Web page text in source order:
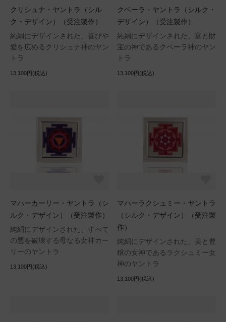
クリシュナ・ヤントラ（シル
ク・デザイン）（受注製作）
純絹にデザインされた、喜びや
愛を広めるクリシュナ神のヤン
トラ
13,100円(税込)
クベーラ・ヤントラ（シルク・
デザイン）（受注製作）
純絹にデザインされた、富と財
宝の神であるクベーラ神のヤン
トラ
13,100円(税込)
マハーカーリー・ヤントラ（シ
ルク・デザイン）（受注製作）
純絹にデザインされた、すべて
の悪を破壊する母なる女神カー
リーのヤントラ
13,100円(税込)
マハーラクシュミー・ヤントラ
（シルク・デザイン）（受注製
作）
純絹にデザインされた、美と豊
穣の女神であるラクシュミー女
神のヤントラ
13,100円(税込)